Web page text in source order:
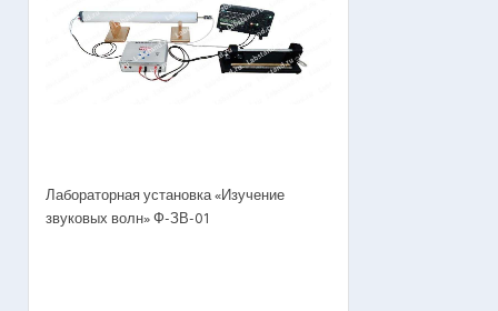
Лабораторная установка «Изучение
звуковых волн» Ф-ЗВ-01